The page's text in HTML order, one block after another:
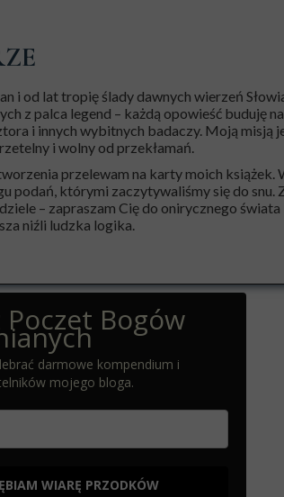
i od lat tropię ślady dawnych wierzeń
z palca legend – każdą opowieść buduję
i innych wybitnych badaczy. Moją misją
i wolny od przekłamań.
przelewam na karty moich książek.
podań, którymi zaczytywaliśmy się do snu.
– zapraszam Cię do onirycznego
niźli ludzka logika.
Bogów
darmowe kompendium i
mojego bloga.
WIARĘ PRZODKÓW